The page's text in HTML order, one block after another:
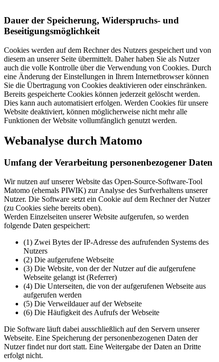
Dauer der Speicherung, Widerspruchs- und
Beseitigungsmöglichkeit
Cookies werden auf dem Rechner des Nutzers gespeichert und von
diesem an unserer Seite übermittelt. Daher haben Sie als Nutzer
auch die volle Kontrolle über die Verwendung von Cookies. Durch
eine Änderung der Einstellungen in Ihrem Internetbrowser können
Sie die Übertragung von Cookies deaktivieren oder einschränken.
Bereits gespeicherte Cookies können jederzeit gelöscht werden.
Dies kann auch automatisiert erfolgen. Werden Cookies für unsere
Website deaktiviert, können möglicherweise nicht mehr alle
Funktionen der Website vollumfänglich genutzt werden.
Webanalyse durch Matomo
Umfang der Verarbeitung personenbezogener Daten
Wir nutzen auf unserer Website das Open-Source-Software-Tool
Matomo (ehemals PIWIK) zur Analyse des Surfverhaltens unserer
Nutzer. Die Software setzt ein Cookie auf dem Rechner der Nutzer
(zu Cookies siehe bereits oben).
Werden Einzelseiten unserer Website aufgerufen, so werden
folgende Daten gespeichert:
(1) Zwei Bytes der IP-Adresse des aufrufenden Systems des
Nutzers
(2) Die aufgerufene Webseite
(3) Die Website, von der der Nutzer auf die aufgerufene
Webseite gelangt ist (Referrer)
(4) Die Unterseiten, die von der aufgerufenen Webseite aus
aufgerufen werden
(5) Die Verweildauer auf der Webseite
(6) Die Häufigkeit des Aufrufs der Webseite
Die Software läuft dabei ausschließlich auf den Servern unserer
Webseite. Eine Speicherung der personenbezogenen Daten der
Nutzer findet nur dort statt. Eine Weitergabe der Daten an Dritte
erfolgt nicht.